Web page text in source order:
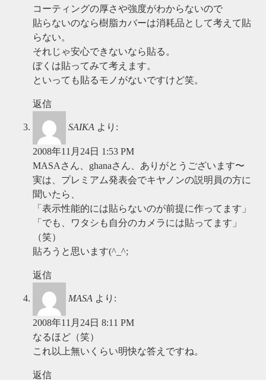
コーティングの厚さや強度がわからないので
貼らないのなら樹脂カバーは消耗品として考えて貼
らない。
それじゃ安心できないなら貼る。
ぼくは貼ってみて考えます。
といっても貼るモノがないですけど笑。
返信
SAIKA より:
2008年11月24日 1:53 PM
MASAさん、ghanaさん、ありがとうございます〜
実は、プレミアム発表会でキヤノンの説明員の方に
聞いたら、
「表示性能的には貼らないのが前提に作ってます」
「でも、ワタシも自分のカメラには貼ってます」
（笑）
貼ろうと思います(^_^;
返信
MASA より:
2008年11月24日 8:11 PM
なるほど（笑）
これ以上無いくらい明快な答えですね。
返信